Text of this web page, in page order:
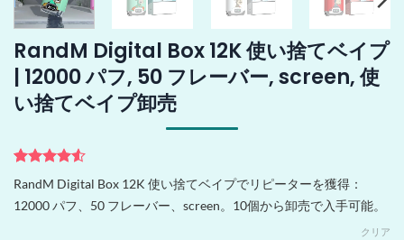
RandM Digital Box 12K 使い捨てベイプ
| 12000 パフ, 50 フレーバー, screen, 使
い捨てベイプ卸売
2
件の利用
者評価に
基づく5段
RandM Digital Box 12K 使い捨てベイプでリピーターを獲得：
12000 パフ、50 フレーバー、screen。10個から卸売で入手可能。
クリア